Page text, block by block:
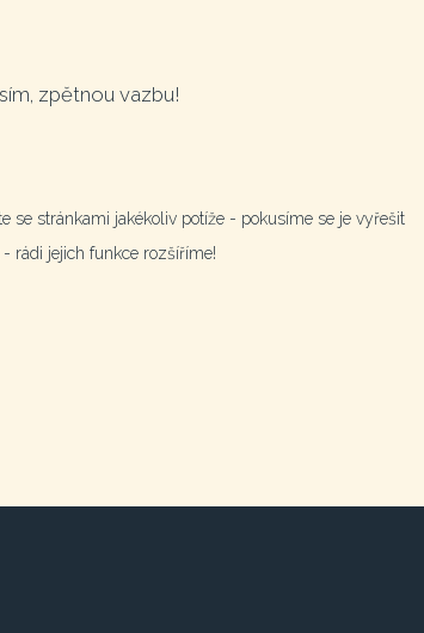
zpětnou vazbu!
se stránkami jakékoliv potíže - pokusíme se je vyřešit
rádi jejich funkce rozšíříme!